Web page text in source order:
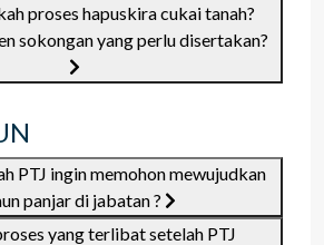
proses hapuskira cukai tanah?
PTJ ingin memohon mewujudkan
panjar di jabatan ?
yang terlibat setelah PTJ